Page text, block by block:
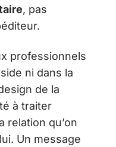
, pas
professionnels
ni dans la
de la
à traiter
relation qu’on
Un message